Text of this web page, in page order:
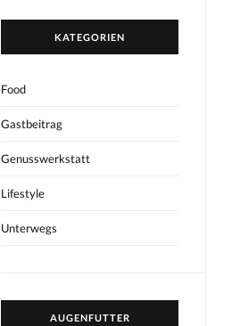
KATEGORIEN
Food
Gastbeitrag
Genusswerkstatt
Lifestyle
Unterwegs
AUGENFUTTER